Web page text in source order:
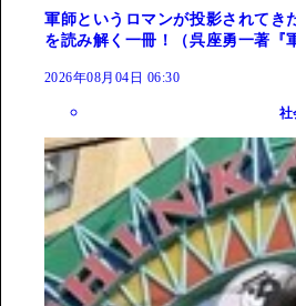
軍師というロマンが投影されてき
を読み解く一冊！（呉座勇一著『
2026年08月04日 06:30
社